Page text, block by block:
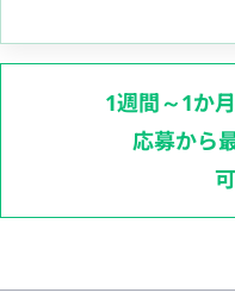
1週間～1か
応募から